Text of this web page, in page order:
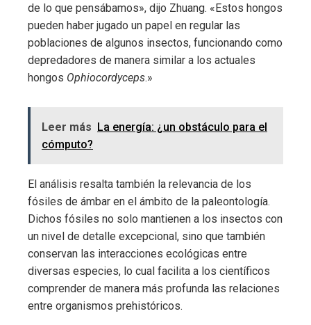
de lo que pensábamos», dijo Zhuang. «Estos hongos
pueden haber jugado un papel en regular las
poblaciones de algunos insectos, funcionando como
depredadores de manera similar a los actuales
hongos Ophiocordyceps.»
Leer más La energía: ¿un obstáculo para el
cómputo?
El análisis resalta también la relevancia de los
fósiles de ámbar en el ámbito de la paleontología.
Dichos fósiles no solo mantienen a los insectos con
un nivel de detalle excepcional, sino que también
conservan las interacciones ecológicas entre
diversas especies, lo cual facilita a los científicos
comprender de manera más profunda las relaciones
entre organismos prehistóricos.